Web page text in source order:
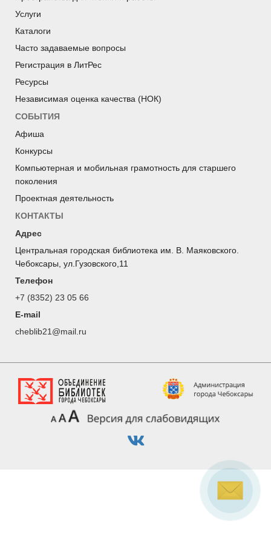
Услуги
Каталоги
Часто задаваемые вопросы
Регистрация в ЛитРес
Ресурсы
Независимая оценка качества (НОК)
СОБЫТИЯ
Афиша
Конкурсы
Компьютерная и мобильная грамотность для старшего
поколения
Проектная деятельность
КОНТАКТЫ
Адрес
Центральная городская библиотека им. В. Маяковского.
Чебоксары, ул.Гузовского,11
Телефон
+7 (8352) 23 05 66
E-mail
cheblib21@mail.ru